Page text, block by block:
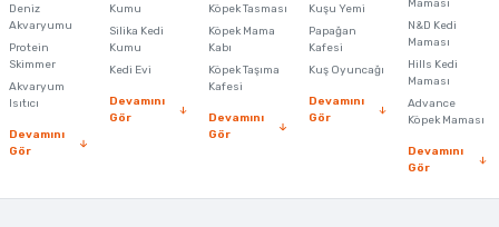
Ürün açıklamasında eksik bilgiler bulunuyor.
Ürün bilgilerinde hatalar bulunuyor.
Ürün fiyatı diğer sitelerden daha pahalı.
Bu ürüne benzer farklı alternatifler olmalı.
Deniz
Akvaryumu
Protein
Skimmer
Akvaryum
Isıtıcı
Devamını
Gör
Kumu
Silika Kedi
Kumu
Kedi Evi
Devamını
Gör
Köpek Tasması
Köpek Mama
Kabı
Köpek Taşıma
Kafesi
Devamını
Gör
Kuşu Yemi
Papağan
Kafesi
Kuş Oyuncağı
Devamını
Gör
Maması
N&D Kedi
Maması
Hills Kedi
Maması
Advance
Köpek Maması
Devamını
Gör